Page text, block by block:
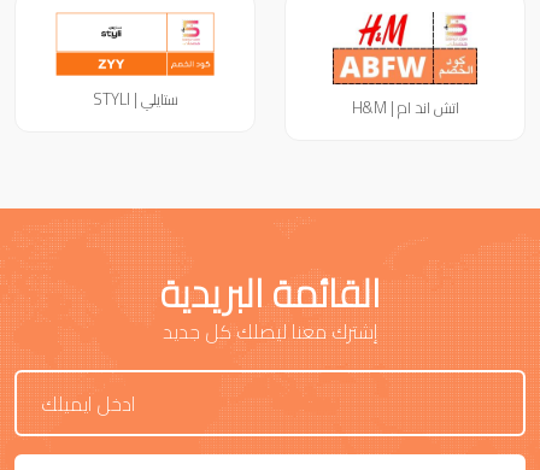
اتش اند ام | H&M ستايلي | STYLI
القائمة البريدية
إشترك معنا ليصلك كل جديد